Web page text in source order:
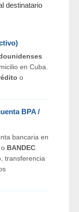
destinatario
en Cuba.
o
BPA /
bancaria en
o BANDEC.
transferencia